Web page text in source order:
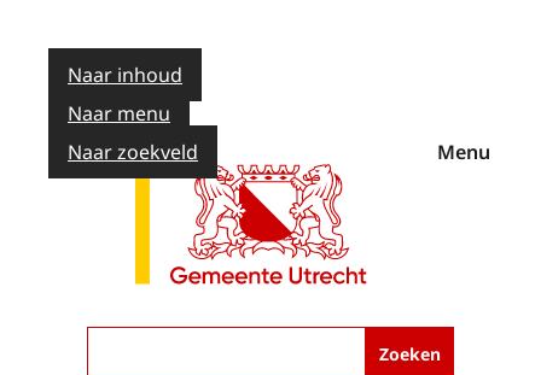
Naar inhoud
Naar menu
Naar zoekveld
Zoeken
Menu